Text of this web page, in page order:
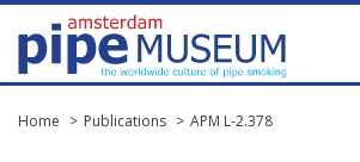
Home Publications APM L-2.378